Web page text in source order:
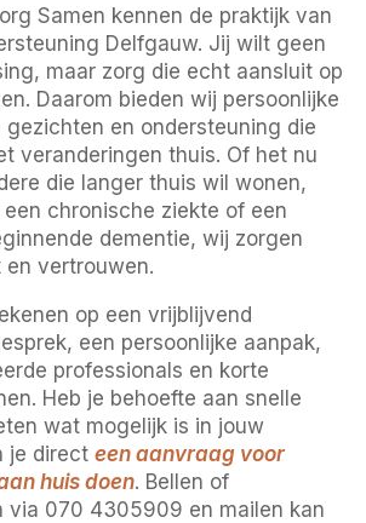
Samen kennen de praktijk van
Delfgauw. Jij wilt geen
maar zorg die echt aansluit op
Daarom bieden wij persoonlijke
en ondersteuning die
veranderingen thuis. Of het nu
die langer thuis wil wonen,
chronische ziekte of een
dementie, wij zorgen
vertrouwen.
op een vrijblijvend
een persoonlijke aanpak,
professionals en korte
Heb je behoefte aan snelle
wat mogelijk is in jouw
je directeen aanvraag voor
huis doen. Bellen of
via 070 4305909 en mailen kan